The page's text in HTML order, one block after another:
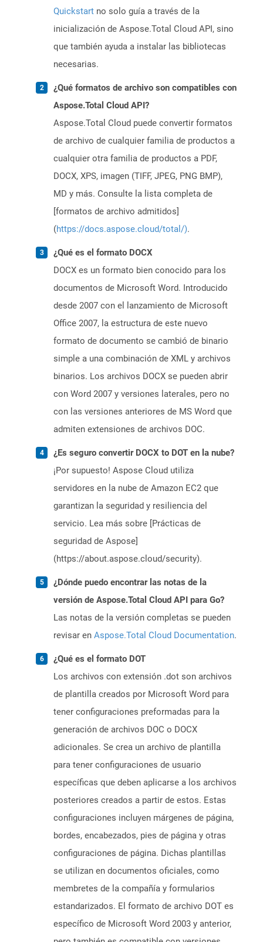
Quickstart no solo guía a través de la
inicialización de Aspose.Total Cloud API, sino
que también ayuda a instalar las bibliotecas
necesarias.
¿Qué formatos de archivo son compatibles con
Aspose.Total Cloud API?
Aspose.Total Cloud puede convertir formatos
de archivo de cualquier familia de productos a
cualquier otra familia de productos a PDF,
DOCX, XPS, imagen (TIFF, JPEG, PNG BMP),
MD y más. Consulte la lista completa de
[formatos de archivo admitidos]
(https://docs.aspose.cloud/total/).
¿Qué es el formato DOCX
DOCX es un formato bien conocido para los
documentos de Microsoft Word. Introducido
desde 2007 con el lanzamiento de Microsoft
Office 2007, la estructura de este nuevo
formato de documento se cambió de binario
simple a una combinación de XML y archivos
binarios. Los archivos DOCX se pueden abrir
con Word 2007 y versiones laterales, pero no
con las versiones anteriores de MS Word que
admiten extensiones de archivos DOC.
¿Es seguro convertir DOCX to DOT en la nube?
¡Por supuesto! Aspose Cloud utiliza
servidores en la nube de Amazon EC2 que
garantizan la seguridad y resiliencia del
servicio. Lea más sobre [Prácticas de
seguridad de Aspose]
(https://about.aspose.cloud/security).
¿Dónde puedo encontrar las notas de la
versión de Aspose.Total Cloud API para Go?
Las notas de la versión completas se pueden
revisar en Aspose.Total Cloud Documentation.
¿Qué es el formato DOT
Los archivos con extensión .dot son archivos
de plantilla creados por Microsoft Word para
tener configuraciones preformadas para la
generación de archivos DOC o DOCX
adicionales. Se crea un archivo de plantilla
para tener configuraciones de usuario
específicas que deben aplicarse a los archivos
posteriores creados a partir de estos. Estas
configuraciones incluyen márgenes de página,
bordes, encabezados, pies de página y otras
configuraciones de página. Dichas plantillas
se utilizan en documentos oficiales, como
membretes de la compañía y formularios
estandarizados. El formato de archivo DOT es
específico de Microsoft Word 2003 y anterior,